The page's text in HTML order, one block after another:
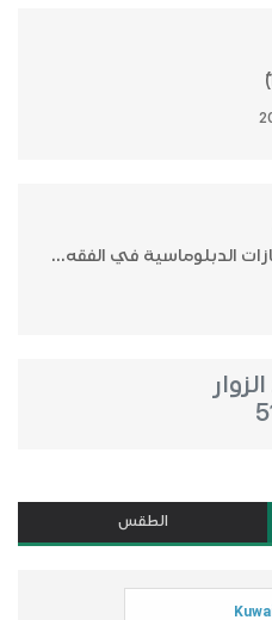
الدبلوماسية في الفقه...
الطقس